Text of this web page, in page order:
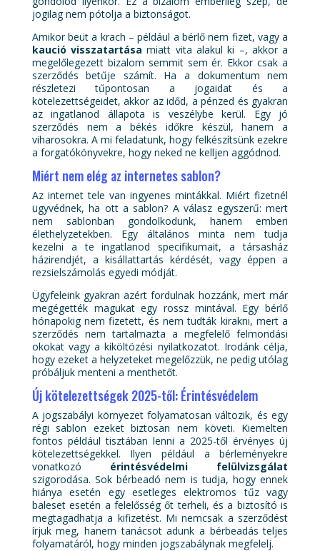
jogilag nem pótolja a biztonságot.
Amikor beüt a krach – például a bérlő nem fizet, vagy a
kaució visszatartása miatt vita alakul ki –, akkor a
megelőlegezett bizalom semmit sem ér. Ekkor csak a
szerződés betűje számít. Ha a dokumentum nem
részletezi tűpontosan a jogaidat és a
kötelezettségeidet, akkor az időd, a pénzed és gyakran
az ingatlanod állapota is veszélybe kerül. Egy jó
szerződés nem a békés időkre készül, hanem a
viharosokra. A mi feladatunk, hogy felkészítsünk ezekre
a forgatókönyvekre, hogy neked ne kelljen aggódnod.
Miért nem elég az internetes sablon?
Az internet tele van ingyenes mintákkal. Miért fizetnél
ügyvédnek, ha ott a sablon? A válasz egyszerű: mert
nem sablonban gondolkodunk, hanem emberi
élethelyzetekben. Egy általános minta nem tudja
kezelni a te ingatlanod specifikumait, a társasház
házirendjét, a kisállattartás kérdését, vagy éppen a
rezsielszámolás egyedi módját.
Ügyfeleink gyakran azért fordulnak hozzánk, mert már
megégették magukat egy rossz mintával. Egy bérlő
hónapokig nem fizetett, és nem tudták kirakni, mert a
szerződés nem tartalmazta a megfelelő felmondási
okokat vagy a kiköltözési nyilatkozatot. Irodánk célja,
hogy ezeket a helyzeteket megelőzzük, ne pedig utólag
próbáljuk menteni a menthetőt.
Új kötelezettségek 2025-től: Érintésvédelem
A jogszabályi környezet folyamatosan változik, és egy
régi sablon ezeket biztosan nem követi. Kiemelten
fontos például tisztában lenni a 2025-től érvényes új
kötelezettségekkel. Ilyen például a bérleményekre
vonatkozó érintésvédelmi felülvizsgálat
szigorodása. Sok bérbeadó nem is tudja, hogy ennek
hiánya esetén egy esetleges elektromos tűz vagy
baleset esetén a felelősség őt terheli, és a biztosító is
megtagadhatja a kifizetést. Mi nemcsak a szerződést
írjuk meg, hanem tanácsot adunk a bérbeadás teljes
folyamatáról, hogy minden jogszabálynak megfelelj.